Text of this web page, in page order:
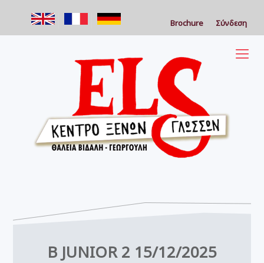
Brochure Σύνδεση
B JUNIOR 2 15/12/2025